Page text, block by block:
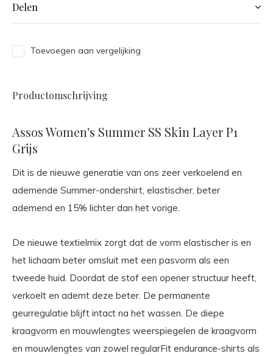
Delen
Toevoegen aan vergelijking
Productomschrijving
Assos Women's Summer SS Skin Layer P1
Grijs
Dit is de nieuwe generatie van ons zeer verkoelend en
ademende Summer-ondershirt, elastischer, beter
ademend en 15% lichter dan het vorige.
De nieuwe textielmix zorgt dat de vorm elastischer is en
het lichaam beter omsluit met een pasvorm als een
tweede huid. Doordat de stof een opener structuur heeft,
verkoelt en ademt deze beter. De permanente
geurregulatie blijft intact na het wassen. De diepe
kraagvorm en mouwlengtes weerspiegelen de kraagvorm
en mouwlengtes van zowel regularFit endurance-shirts als